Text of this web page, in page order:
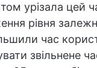
урізала цей
рівня
час
звільнене